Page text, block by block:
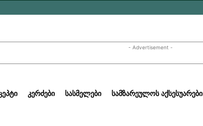
- Advertisement -
ᲙᲔᲠᲫᲔᲑᲘ ᲡᲐᲡᲛᲔᲚᲔᲑᲘ ᲡᲐᲛᲖᲐᲠᲔᲣᲚᲝᲡ ᲐᲥᲡᲔᲡᲣᲐᲠᲔᲑᲘ